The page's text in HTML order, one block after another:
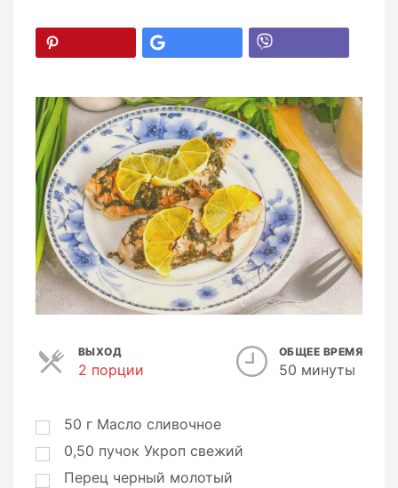
ВЫХОД
2 порции
ц
и
и
ОБЩЕЕ ВРЕМЯ
50 минуты
50 г Масло сливочное
0,50 пучок Укроп свежий
Перец черный молотый